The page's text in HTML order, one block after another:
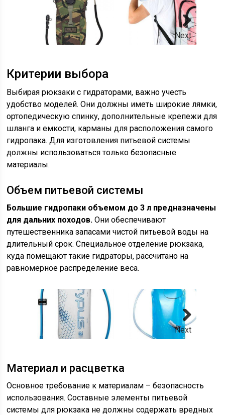
Next
Критерии выбора
Выбирая рюкзаки с гидраторами, важно учесть
удобство моделей. Они должны иметь широкие лямки,
ортопедическую спинку, дополнительные крепежи для
шланга и емкости, карманы для расположения самого
гидропака. Для изготовления питьевой системы
должны использоваться только безопасные
материалы.
Объем питьевой системы
Большие гидропаки объемом до 3 л предназначены
для дальних походов. Они обеспечивают
путешественника запасами чистой питьевой воды на
длительный срок. Специальное отделение рюкзака,
куда помещают такие гидраторы, рассчитано на
равномерное распределение веса.
Next
Материал и расцветка
Основное требование к материалам – безопасность
использования. Составные элементы питьевой
системы для рюкзака не должны содержать вредных